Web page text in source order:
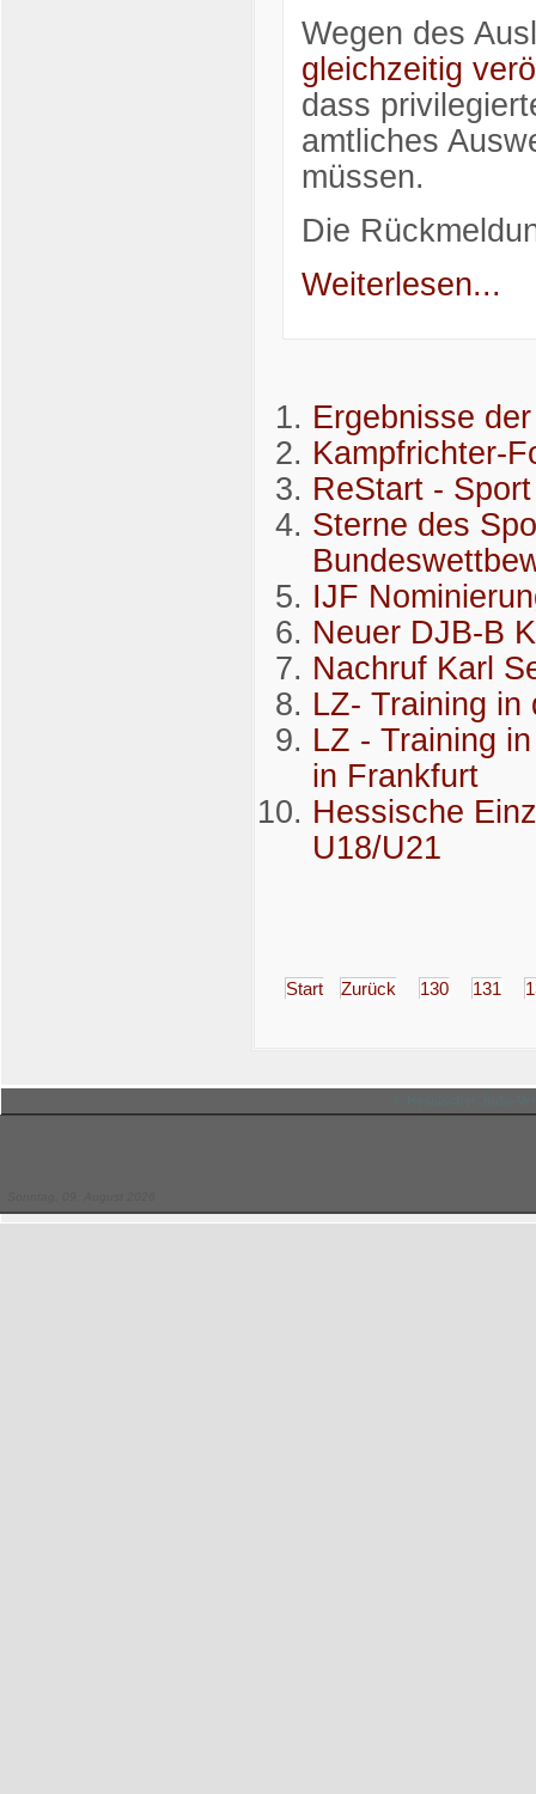
Wegen des
gleichzeitig
dass
amtliches
müssen.
Die
Weiterlesen...
Ergebnisse
Kampfrichter-
ReStart -
Sterne des
IJF
Neuer DJB-B
Nachruf Karl
LZ- Training in
LZ - Training
in Frankfurt
Hessische
U18/U21
Start Zurück 130 131